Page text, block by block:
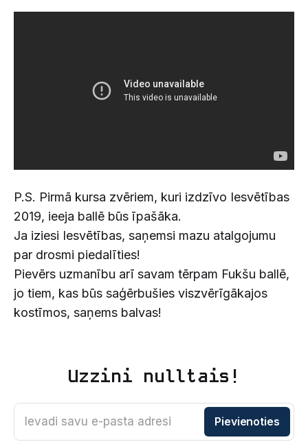
P.S. Pirmā kursa zvēriem, kuri izdzīvo Iesvētības
2019, ieeja ballē būs īpašāka.
Ja iziesi Iesvētības, saņemsi mazu atalgojumu
par drosmi piedalīties!
Pievērs uzmanību arī savam tērpam Fukšu ballē,
jo tiem, kas būs saģērbušies viszvērīgākajos
kostīmos, saņems balvas!
Uzzini nulltais!
Ievadi savu e-pasta adresi Pievienoties